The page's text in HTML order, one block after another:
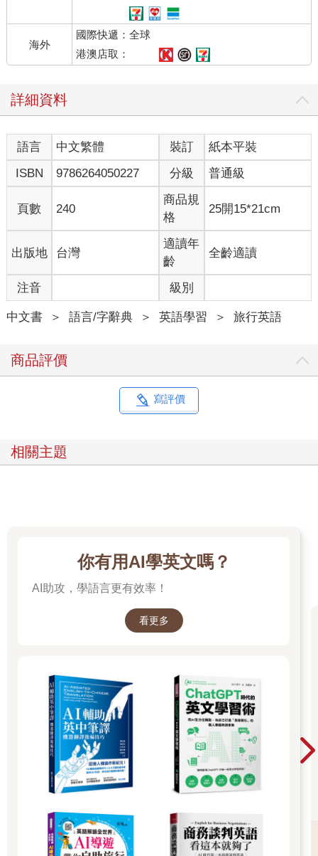
海外
國際快遞：全球
港澳店取：
詳細資料
語言 中文繁體 裝訂
紙本平裝
ISBN
9786264050227 分級 普通級
頁數 240
商品規
格
25開15*21cm
出版地 台灣
適讀年
齡
全齡適讀
注音 級別
中文書 ＞ 語言/字辭典 ＞ 英語學習 ＞ 旅行英語
商品評價
寫評價
相關主題
你有用AI學英文嗎？
AI助攻，學語言更有效率！
看更多